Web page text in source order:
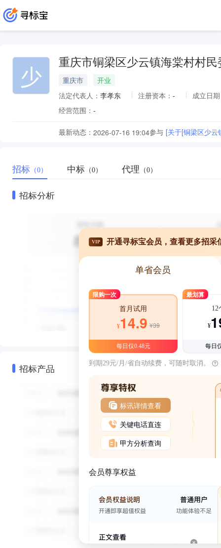
少 重庆市铜梁区少云镇海棠村村民
重庆市
开业
法定代表人： 李孝东 注册资本： -
成立日
经营范围： -
最新动态： 2026-07-16 19:04参与 [关于[铜梁区少
招标 （0） 中标 （0） 代理 （0）
招标分析
招标产品
VIP 开通寻标宝会员，查看更多招采
单省会员
限购一次
首月试用
¥14.9 ¥39
每日仅0.48元
最划算
12
¥
每日
到期29元/月/省自动续费，可随时取消。
标讯详情查看
关键电话直连
甲方分析查询
会员尊享权益